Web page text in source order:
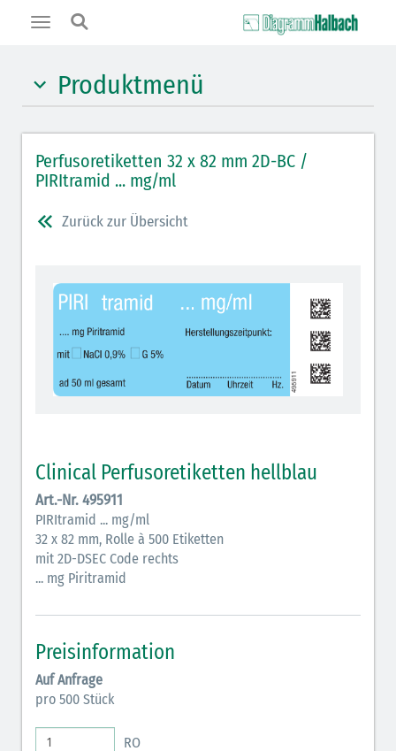
Toggle
Produktmenü
Benzodiazepine (orange)
Muskelrelaxantien (weiß-rot)
Opiate/Opioide (hellblau)
Vasopressoren (hellviolett)
Antihypertonika/Vasodilatantien (hellviolett
schraffiert)
Cholinergika (hellgrün schraffiert)
Verschiedene Medikamente (weiß)
Antikoagulantien (hellgrau/weiß mit schwarzem
Rahmen)
Antikoagulantien (hellgrau/weiß schwarz schraffiert)
Inodilatatoren (rot-grün)
Antiarrhythmika (rot-blau)
Elektrolyte (grün-pink)
Perfusoretiketten 32 x 82 mm 2D-BC /
PIRItramid ... mg/ml
Zurück zur Übersicht
Clinical Perfusoretiketten hellblau
Art.-Nr. 495911
PIRItramid ... mg/ml
32 x 82 mm, Rolle à 500 Etiketten
mit 2D-DSEC Code rechts
... mg Piritramid
Preisinformation
Auf Anfrage
pro 500 Stück
RO